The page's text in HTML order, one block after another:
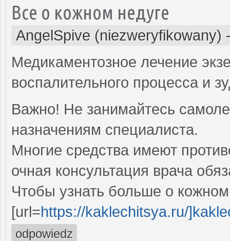
Все о кожном недуге
AngelSpive (niezweryfikowany)
Медикаментозное лечение
воспалительного процесса и
Важно! Не занимайтесь
назначениям специалиста.
Многие средства имеют
очная консультация врача
Чтобы узнать больше о
[url=https://kaklechitsya.ru/
odpowiedz